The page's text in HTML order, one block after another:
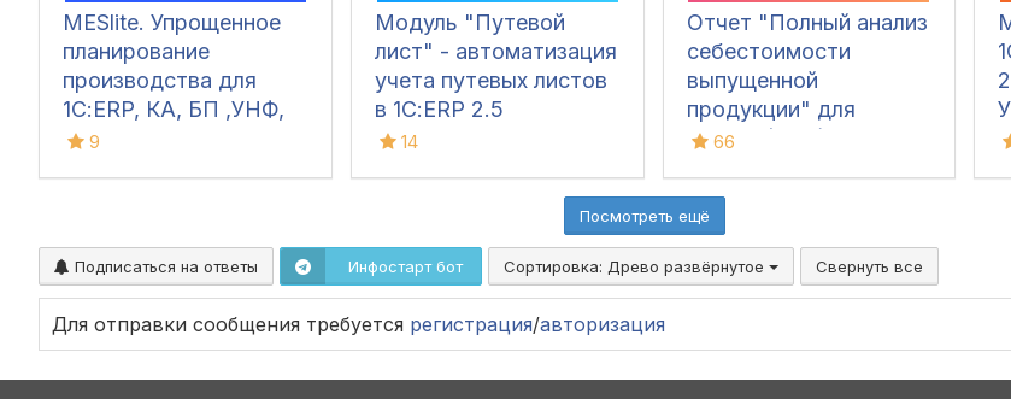
MESlite. Упрощенное
планирование
производства для
1С:ERP, КА, БП ,УНФ,
УТ9
Модуль "Путевой
лист" - автоматизация
учета путевых листов
в 1С:ERP 2.5
14
Отчет "Полный анализ
себестоимости
выпущенной
продукции" для
1С:ERP (ЕРП), 1С:КА,
66
Посмотреть ещё
Подписаться на ответы Инфостарт бот Сортировка: Древо развёрнутое Свернуть все
Для отправки сообщения требуется регистрация/авторизация